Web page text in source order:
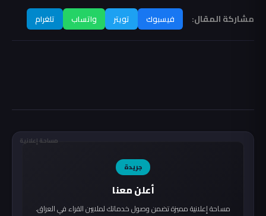
مشاركة المقال: فيسبوك تويتر واتساب تلغرام
مساحة إعلانية
جريدة
أعلن معنا
مساحة إعلانية مميزة تضمن وصول خدماتك لملايين القراء في العراق.